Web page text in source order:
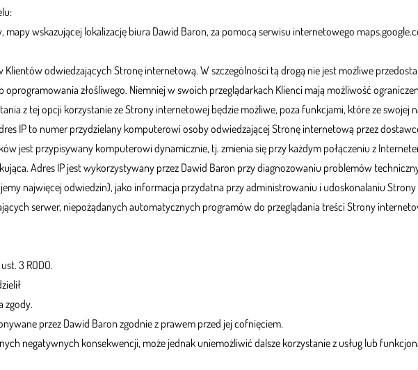
wskazującej lokalizację biura Dawid Baron, za pomocą serwisu internetowego
odwiedzających Stronę internetową. W szczególności tą drogą nie jest możliwe
złośliwego. Niemniej w swoich przeglądarkach Klienci mają możliwość
z tej opcji korzystanie ze Strony internetowej będzie możliwe, poza funkcjami, które ze swojej
IP to numer przydzielany komputerowi osoby odwiedzającej Stronę internetową przez
jest przypisywany komputerowi dynamicznie, tj. zmienia się przy każdym połączeniu z
Adres IP jest wykorzystywany przez Dawid Baron przy diagnozowaniu problemów
najwięcej odwiedzin), jako informacja przydatna przy administrowaniu i udoskonalaniu
serwer, niepożądanych automatycznych programów do przeglądania treści Strony
3 RODO.
zgody.
przez Dawid Baron zgodnie z prawem przed jej cofnięciem.
negatywnych konsekwencji, może jednak uniemożliwić dalsze korzystanie z usług lub